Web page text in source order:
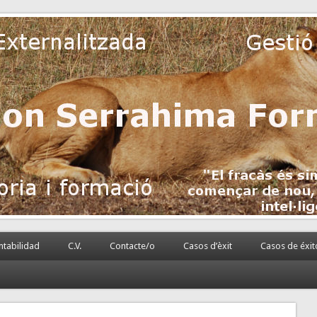
PyME
C.V. Contacte/o Casos d’èxit Casos de